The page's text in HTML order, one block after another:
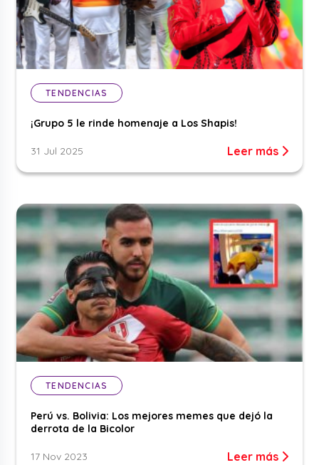
TENDENCIAS
¡Grupo 5 le rinde homenaje a Los Shapis!
31 Jul 2025 Leer más
TENDENCIAS
Perú vs. Bolivia: Los mejores memes que dejó la
derrota de la Bicolor
17 Nov 2023 Leer más